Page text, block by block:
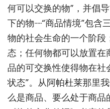
何可以交换的物”，并倡
下的物·····“商品情境”包
物的社会生命的一个阶
态；任何物都可以放置
品的可交换性使得物在
状态”。从阿帕杜莱那里
么是商品、要么处于商品